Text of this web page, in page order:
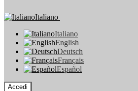
Italiano
Italiano
English
Deutsch
Français
Español
Accedi